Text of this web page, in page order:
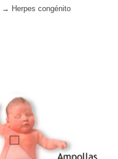
→ Herpes congénito